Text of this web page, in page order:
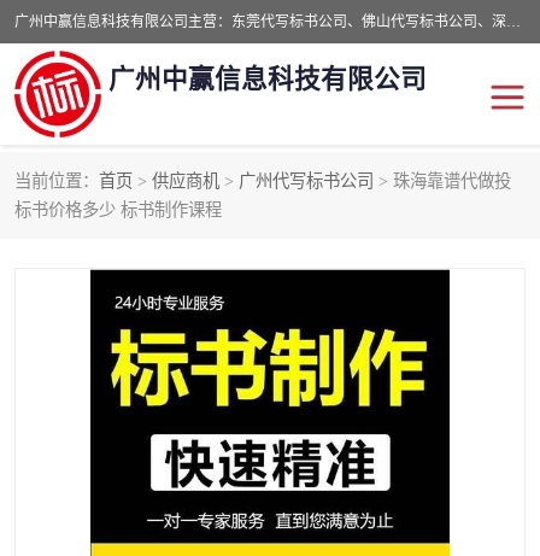
广州中赢信息科技有限公司主营：东莞代写标书公司、佛山代写标书公司、深圳代写标书公司等,食品类标书、工程类类标书,经验丰富的标书制作团队,24小时加急服务,多对一服务。
广州中赢信息科技有限公司
当前位置： 首页 > 供应商机 > 广州代写标书公司 > 珠海靠谱代做投
标书价格多少 标书制作课程
东莞代写标书公司
深圳代写标书公司 广州代写标书公司